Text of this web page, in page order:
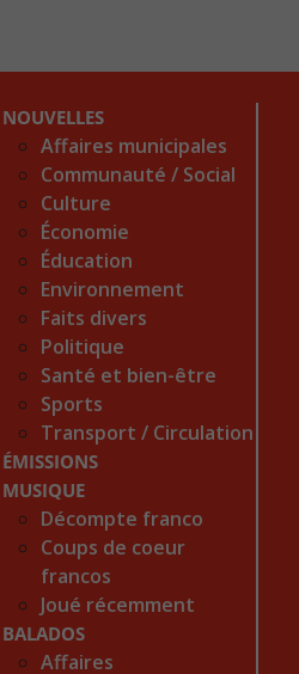
NOUVELLES
Affaires municipales
Communauté / Social
Culture
Économie
Éducation
Environnement
Faits divers
Politique
Santé et bien-être
Sports
Transport / Circulation
ÉMISSIONS
MUSIQUE
Décompte franco
Coups de coeur
francos
Joué récemment
BALADOS
Affaires